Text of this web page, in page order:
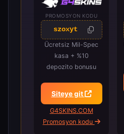
PROMOSYON KODU
szoxyt
Ücretsiz Mil-Spec
kasa + %10
depozito bonusu
Siteye git
G4SKINS.COM
Promosyon kodu